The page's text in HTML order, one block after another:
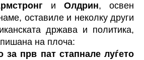
и Олдрин, освен
оставиле и неколку други
држава и политика,
на плоча:
за прв пат стапнале луѓето